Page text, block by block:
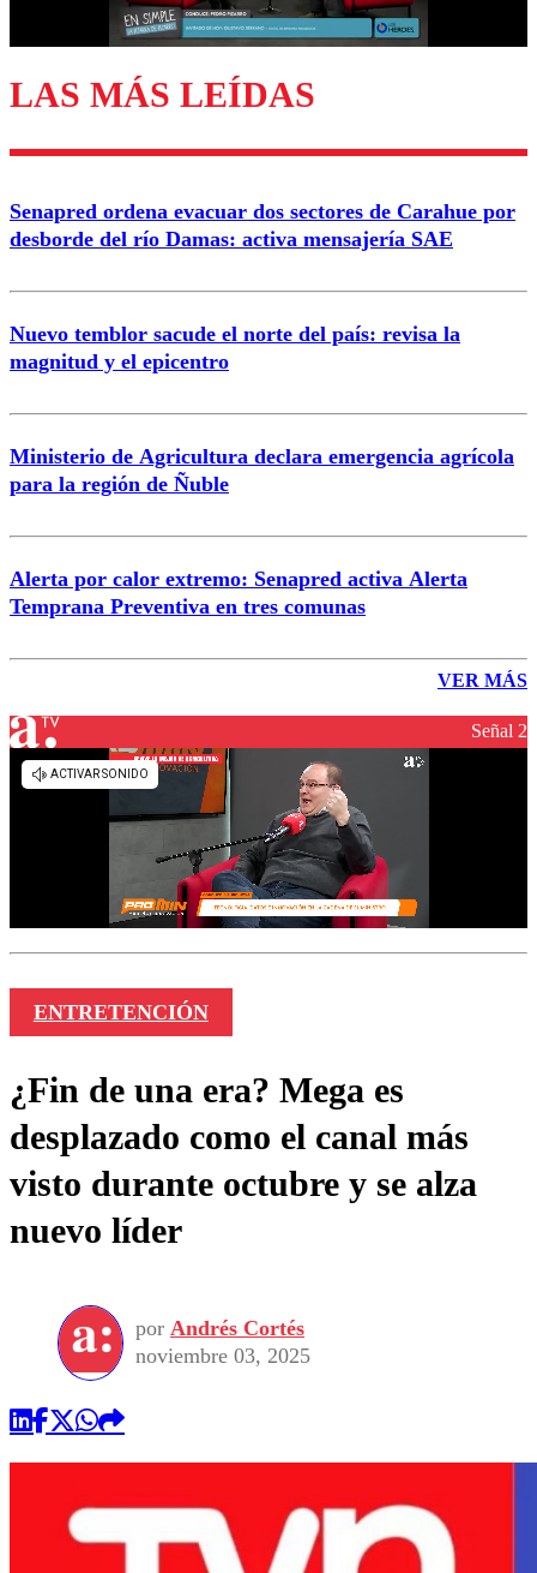
Enviar comentario
LAS MÁS LEÍDAS
Senapred ordena evacuar dos sectores de Carahue por
desborde del río Damas: activa mensajería SAE
Nuevo temblor sacude el norte del país: revisa la
magnitud y el epicentro
Ministerio de Agricultura declara emergencia agrícola
para la región de Ñuble
Alerta por calor extremo: Senapred activa Alerta
Temprana Preventiva en tres comunas
VER MÁS
Señal 2
ENTRETENCIÓN
¿Fin de una era? Mega es
desplazado como el canal más
visto durante octubre y se alza
nuevo líder
por Andrés Cortés
noviembre 03, 2025